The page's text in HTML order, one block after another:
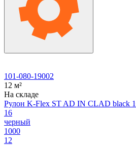
101-080-19002
12 м²
На складе
Рулон K-Flex ST AD IN CLAD black
16
черный
1000
12